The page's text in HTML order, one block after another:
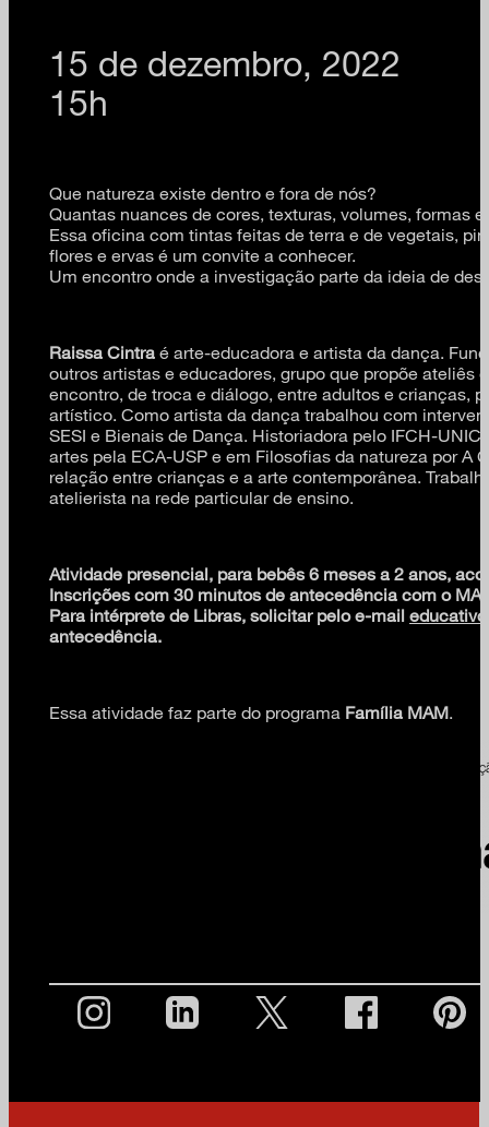
15 de dezembro, 2022
15h
Que natureza existe dentro e fora de nós?
Quantas nuances de cores, texturas, volumes, formas
Essa oficina com tintas feitas de terra e de vegetais,
flores e ervas é um convite a conhecer.
Um encontro onde a investigação parte da ideia de
Raissa Cintra é arte-educadora e artista da dança.
outros artistas e educadores, grupo que propõe ateliês
encontro, de troca e diálogo, entre adultos e crianças,
artístico. Como artista da dança trabalhou com
SESI e Bienais de Dança. Historiadora pelo IFCH-
artes pela ECA-USP e em Filosofias da natureza por A
relação entre crianças e a arte contemporânea.
atelierista na rede particular de ensino.
Atividade presencial, para bebês 6 meses a 2 anos,
Inscrições com 30 minutos de antecedência com o
Para intérprete de Libras, solicitar pelo e-mail
antecedência.
Essa atividade faz parte do programa Família MAM